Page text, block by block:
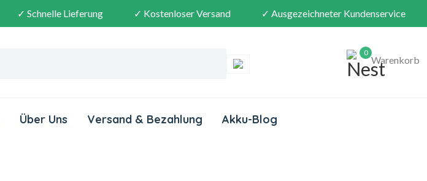
✓ Schnelle Lieferung ✓ Kostenloser Versand ✓ Ausgezeichneter Kundenservice
0
Warenkorb
Über Uns Versand & Bezahlung Akku-Blog